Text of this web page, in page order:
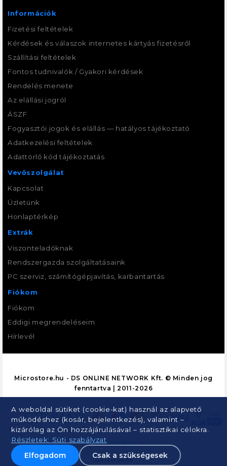
Információk
Fizetési feltételek
Kérdések és válaszok internetes kártyás fizetésről
Szállítási feltételek
Fontos tudnivalók / Gyakori kérdések
Rendelés menete
Az elállási jogról
ÁSZF
Fogyasztói jogok és elállás — hatályos tájékoztató
Adatkezelési feltételek
Adattörlő kód tájékoztatás
Vevőszolgálat
Kapcsolat
Üzletünk
Honlaptérkép
Extrák
Viszonteladóknak
Rendszergazda szolgáltatásaink
PC szerviz, számítógépjavítás, karbantartás
Fiókom
Fiókom
Eddigi megrendeléseim
Hírlevél
A weboldal sütiket (cookie-kat) használ az alapvető
működéshez (kosár, bejelentkezés), valamint –
kizárólag az Ön hozzájárulásával – statisztikai célokra.
Részletek: Süti szabályzat
Elfogadom Csak a szükségesek
Microstore.hu - DS ONLINE NETWORK Kft. © Minden jog
fenntartva | 2011-2026
Árukereső.hu